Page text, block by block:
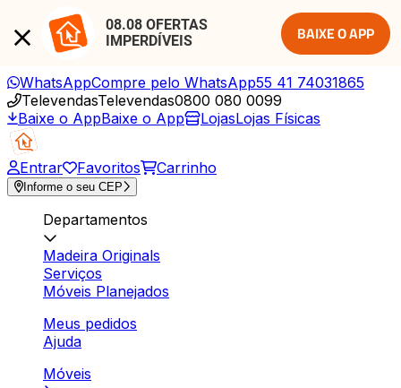
08.08 OFERTAS
IMPERDÍVEIS
BAIXE O APP
WhatsAppCompre pelo WhatsApp55 41 74031865
TelevendasTelevendas0800 080 0099
Baixe o AppBaixe o App LojasLojas Físicas
Entrar Favoritos Carrinho
Informe o seu CEP
Departamentos
Madeira Originals
Serviços
Móveis Planejados
Meus pedidos
Ajuda
Móveis